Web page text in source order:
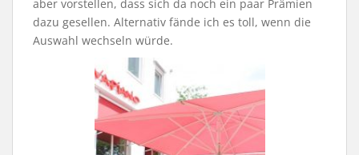
aber vorstellen, dass sich da noch ein paar Prämien
dazu gesellen. Alternativ fände ich es toll, wenn die
Auswahl wechseln würde.